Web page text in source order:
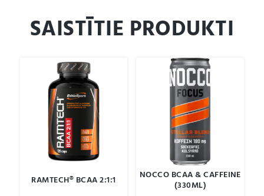
SAISTĪTIE PRODUKTI
RAMTECH® BCAA 2:1:1 NOCCO BCAA & CAFFEINE
(330ML)